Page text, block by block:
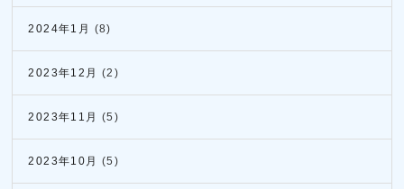
2024年1月 (8)
2023年12月 (2)
2023年11月 (5)
2023年10月 (5)